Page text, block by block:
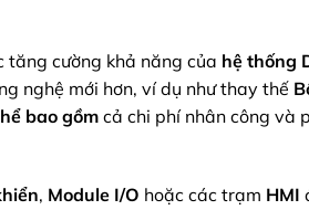
tăng cường khả năng của hệ thống
nghệ mới hơn, ví dụ như thay thế
bao gồm cả chi phí nhân công và
, Module I/O hoặc các trạm HMI